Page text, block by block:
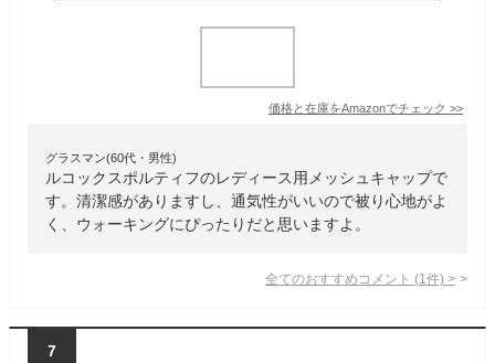
価格と在庫をAmazonでチェック >>
グラスマン(60代・男性)
ルコックスポルティフのレディース用メッシュキャップで
す。清潔感がありますし、通気性がいいので被り心地がよ
く、ウォーキングにぴったりだと思いますよ。
全てのおすすめコメント (1 件) >
7